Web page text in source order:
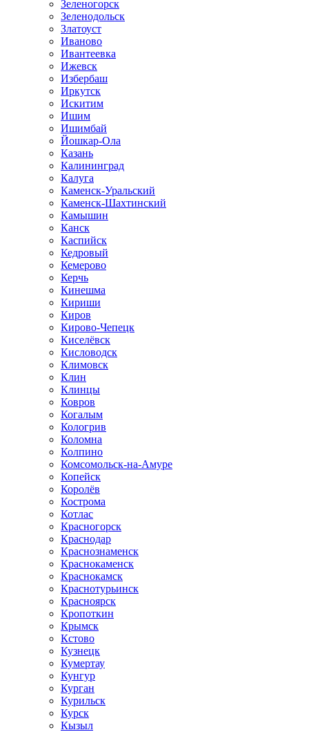
Зеленогорск
Зеленодольск
Златоуст
Иваново
Ивантеевка
Ижевск
Избербаш
Иркутск
Искитим
Ишим
Ишимбай
Йошкар-Ола
Казань
Калининград
Калуга
Каменск-Уральский
Каменск-Шахтинский
Камышин
Канск
Каспийск
Кедровый
Кемерово
Керчь
Кинешма
Кириши
Киров
Кирово-Чепецк
Киселёвск
Кисловодск
Климовск
Клин
Клинцы
Ковров
Когалым
Кологрив
Коломна
Колпино
Комсомольск-на-Амуре
Копейск
Королёв
Кострома
Котлас
Красногорск
Краснодар
Краснознаменск
Краснокаменск
Краснокамск
Краснотурьинск
Красноярск
Кропоткин
Крымск
Кстово
Кузнецк
Кумертау
Кунгур
Курган
Курильск
Курск
Кызыл